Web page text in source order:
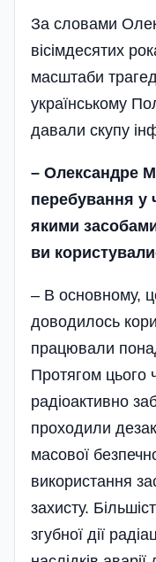
За словами
вісімдесятих
масштаби
українському
давали скупу
– Олександре
перебування у
якими
ви
– В основному,
доводилось
працювали
Протягом цього
радіоактивно
проходили
масової
використання
захисту.
згубної дії